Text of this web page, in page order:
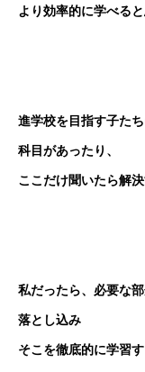
より効率的に学べると
進学校を目指す子た
科目があったり、
ここだけ聞いたら解
私だったら、必要な
落とし込み
そこを徹底的に学習